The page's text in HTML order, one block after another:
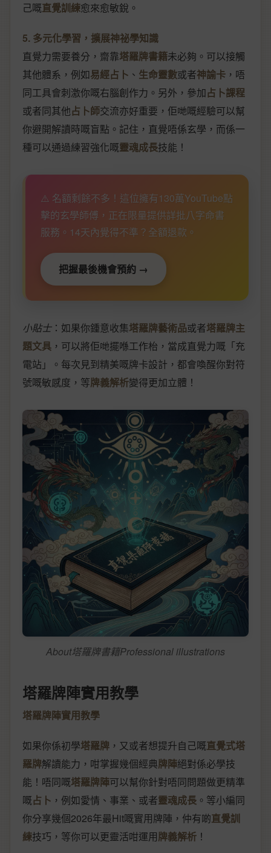
己嘅直覺訓練愈來愈敏銳。
5. 多元化學習，擴展神祕學知識
直覺力需要養分，齋靠塔羅牌書籍未必夠。可以接觸
其他體系，例如易經占卜 、 生命靈數或者神諭卡 ，唔
同工具會刺激你嘅右腦創作力。另外，參加占卜課程
或者同其他占卜師交流亦好重要，佢哋嘅經驗可以幫
你避開解讀時嘅盲點。記住，直覺唔係玄學，而係一
種可以通過練習強化嘅靈魂成長技能！
⚠️ 名額剩餘不多！這位擁有130萬YouTube點
擊的玄學師傅，正在限量提供詳批八字命書
服務。14天內覺得不準？全額退款。
把握最後機會預約 →
小貼士：如果你鍾意收集塔羅牌藝術品或者塔羅牌主
題文具 ，可以將佢哋擺喺工作枱，當成直覺力嘅「充
電站」。每次見到精美嘅牌卡設計，都會喚醒你對符
號嘅敏感度，等牌義解析變得更加立體！
About塔羅牌書籍Professional illustrations
塔羅牌陣實用教學
塔羅牌陣實用教學
如果你係初學塔羅牌 ，又或者想提升自己嘅直覺式塔
羅牌解讀能力，咁掌握幾個經典牌陣絕對係必學技
能！唔同嘅塔羅牌陣可以幫你針對唔同問題做更精準
嘅占卜 ，例如愛情、事業、或者靈魂成長 。等小編同
你分享幾個2026年最Hit嘅實用牌陣，仲有啲直覺訓
練技巧，等你可以更靈活咁運用牌義解析 ！